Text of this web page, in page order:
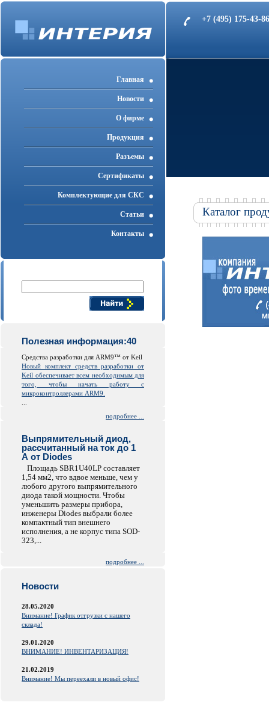
+7 (495) 175-43-
Главная
Новости
О фирме
Продукция
Разъемы
Cертификаты
Комплектующие для СКС
Статьи
Контакты
Полезная информация:40
Средства разработки для ARM9™ от Keil
Новый комплект средств разработки от
Keil обеспечивает всем необходимым для
того, чтобы начать работу с
микроконтроллерами ARM9.
подробнее ...
Выпрямительный диод,
рассчитанный на ток до 1
А от Diodes
Площадь SBR1U40LP составляет
1,54 мм2, что вдвое меньше, чем у
любого другого выпрямительного
диода такой мощности. Чтобы
уменьшить размеры прибора,
инженеры Diodes выбрали более
компактный тип внешнего
исполнения, а не корпус типа SOD-
323,...
подробнее ...
Новости
28.05.2020
Внимание! График отгрузки с нашего
склада!
29.01.2020
ВНИМАНИЕ! ИНВЕНТАРИЗАЦИЯ!
21.02.2019
Внимание! Мы переехали в новый офис!
Каталог